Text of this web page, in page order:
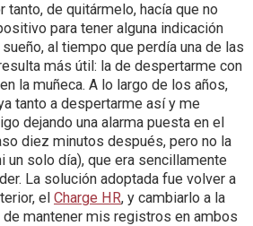
tanto, de quitármelo, hacía que no
para tener alguna indicación
al tiempo que perdía una de las
más útil: la de despertarme con
la muñeca. A lo largo de los años,
tanto a despertarme así y me
dejando una alarma puesta en el
diez minutos después, pero no la
un solo día), que era sencillamente
La solución adoptada fue volver a
el Charge HR, y cambiarlo a la
de mantener mis registros en ambos